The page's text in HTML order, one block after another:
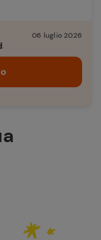
06 luglio 2026